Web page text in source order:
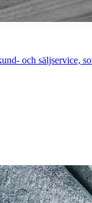
och säljservice,